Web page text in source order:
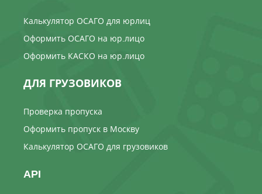
Калькулятор ОСАГО для юрлиц
Оформить ОСАГО на юр.лицо
Оформить КАСКО на юр.лицо
ДЛЯ ГРУЗОВИКОВ
Проверка пропуска
Оформить пропуск в Москву
Калькулятор ОСАГО для грузовиков
API